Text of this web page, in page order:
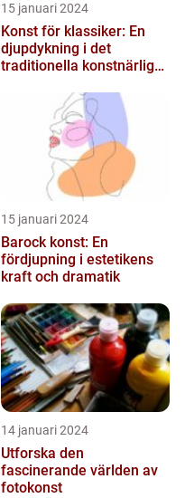
15 januari 2024
Konst för klassiker: En
djupdykning i det
traditionella konstnärliga
15 januari 2024
Barock konst: En
fördjupning i estetikens
kraft och dramatik
14 januari 2024
Utforska den
fascinerande världen av
fotokonst